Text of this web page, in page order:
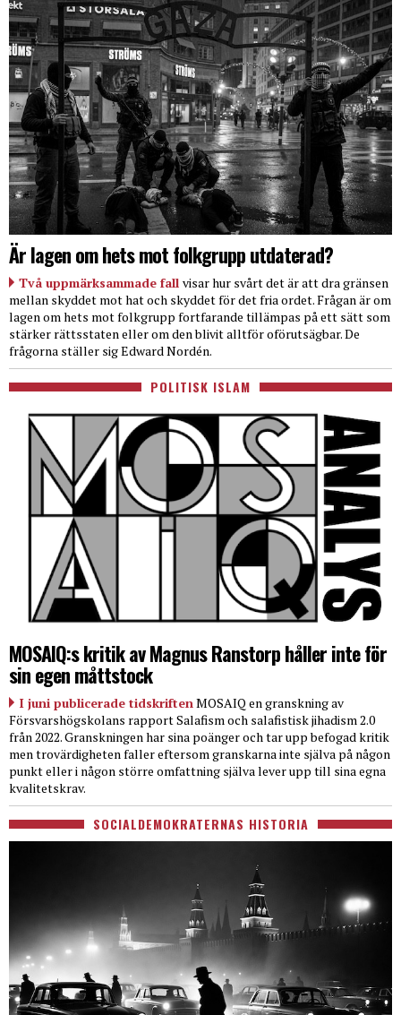
Är lagen om hets mot folkgrupp utdaterad?
Två uppmärksammade fall visar hur svårt det är att dra gränsen
mellan skyddet mot hat och skyddet för det fria ordet. Frågan är om
lagen om hets mot folkgrupp fortfarande tillämpas på ett sätt som
stärker rättsstaten eller om den blivit alltför oförutsägbar. De
frågorna ställer sig Edward Nordén.
POLITISK ISLAM
MOSAIQ:s kritik av Magnus Ranstorp håller inte för
sin egen måttstock
I juni publicerade tidskriftenMOSAIQ en granskning av
Försvarshögskolans rapport Salafism och salafistisk jihadism 2.0
från 2022. Granskningen har sina poänger och tar upp befogad kritik
men trovärdigheten faller eftersom granskarna inte själva på någon
punkt eller i någon större omfattning själva lever upp till sina egna
kvalitetskrav.
SOCIALDEMOKRATERNAS HISTORIA